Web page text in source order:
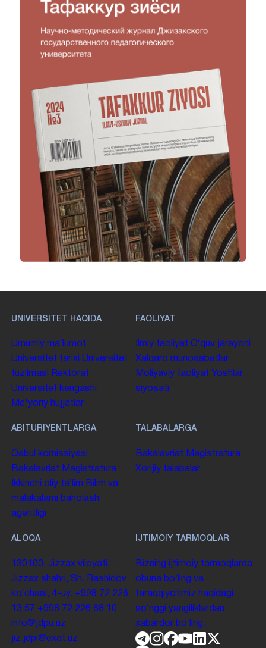
UNIVERSITET HAQIDA
Umumiy maʼlumot
Universitet tarixi Universitet
tuzilmasi
Rektorat
Universitet kengashi
Me'yoriy hujjatlar
FAOLIYAT
Ilmiy faoliyat Oʻquv jarayoni
Xalqaro munosabatlar
Moliyaviy faoliyat Yoshlar
siyosati
ABITURIYENTLARGA
Qabul komissiyasi
Bakalavriat Magistratura
Ikkinchi oliy taʼlim Bilim va
malakalarni baholash
agentligi
TALABALARGA
Bakalavriat Magistratura
Xorijiy talabalar
ALOQA
130100. Jizzax viloyati,
Jizzax shahri, Sh. Rashidov
koʻchasi, 4-uy. +998 72 226
13 57 +998 72 226 68 10
info@jdpu.uz
jiz.jdpi@exat.uz
IJTIMOIY TARMOQLAR
Bizning ijtimoiy tarmoqlarda
obuna boʻling va
taraqqiyotimiz haqidagi
soʻnggi yangiliklardan
xabardor boʻling.